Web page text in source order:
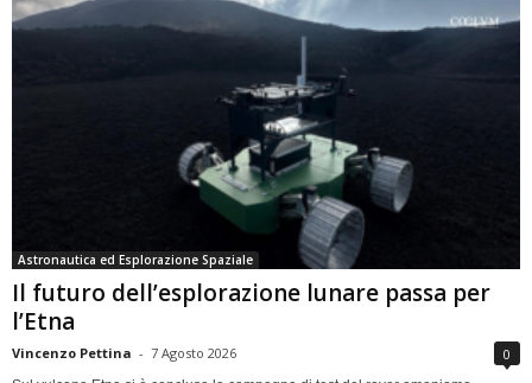
Astronautica ed Esplorazione Spaziale
Il futuro dell’esplorazione lunare passa per
l’Etna
Vincenzo Pettina - 7 Agosto 2026 0